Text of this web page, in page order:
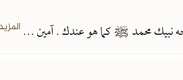
نبيك محمدﷺكما هو عندك . آمين ...